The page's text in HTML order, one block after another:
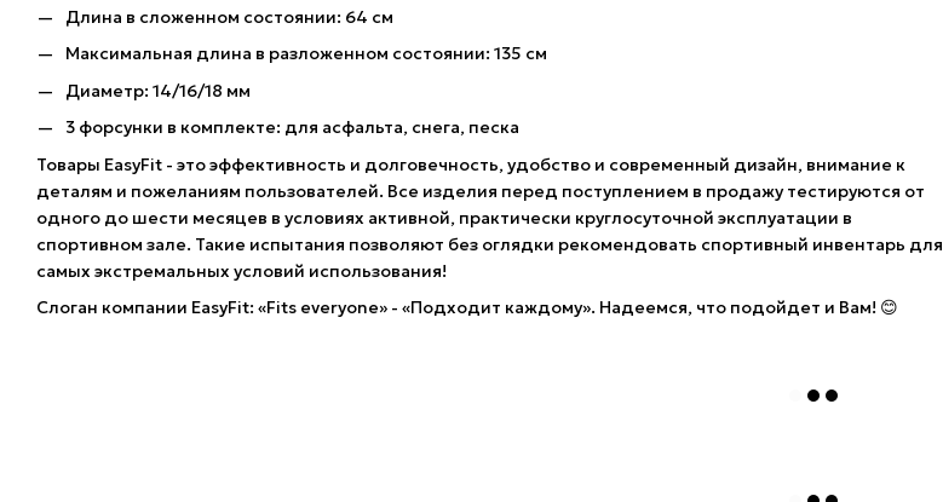
Длина в сложенном состоянии: 64 см
Максимальная длина в разложенном состоянии: 135 см
Диаметр: 14/16/18 мм
3 форсунки в комплекте: для асфальта, снега, песка
Товары EasyFit - это эффективность и долговечность, удобство и современный дизайн, внимание к
деталям и пожеланиям пользователей. Все изделия перед поступлением в продажу тестируются от
одного до шести месяцев в условиях активной, практически круглосуточной эксплуатации в
спортивном зале. Такие испытания позволяют без оглядки рекомендовать спортивный инвентарь для
самых экстремальных условий использования!
Слоган компании EasyFit: «Fits everyone» - «Подходит каждому». Надеемся, что подойдет и Вам! 😊